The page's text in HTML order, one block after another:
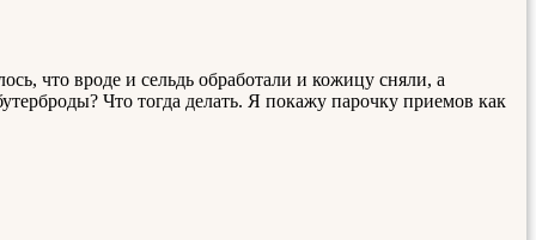
что вроде и сельдь обработали и кожицу сняли, а
Что тогда делать. Я покажу парочку приемов как